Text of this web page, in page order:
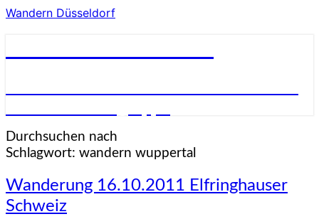
Wandern Düsseldorf
Durchsuchen nach
Schlagwort: wandern wuppertal
Wanderung
16.10.2011
Elfringhauser
Wanderung 16.10.2011 Elfringhauser
Schweiz